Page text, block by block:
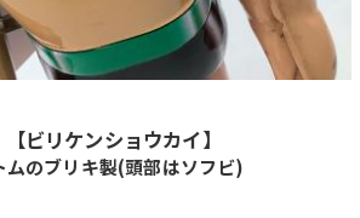
ビリケンショウカイ】
のブリキ製(頭部はソフビ)